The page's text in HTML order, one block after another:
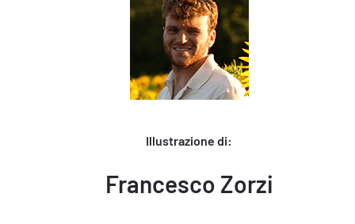
Illustrazione di:
Francesco Zorzi